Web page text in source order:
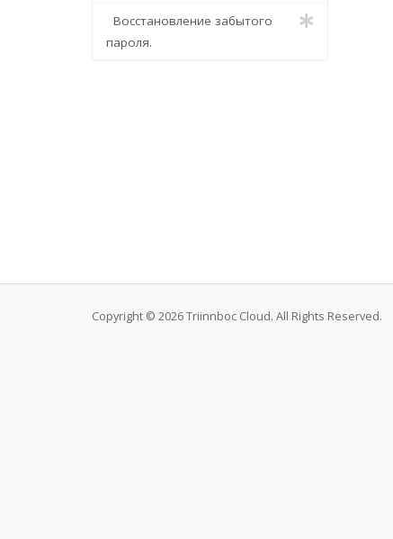
Восстановление забытого
пароля.
Copyright © 2026 Triinnboc Cloud. All Rights Reserved.